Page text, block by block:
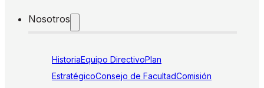
Nosotros
HistoriaEquipo DirectivoPlan
EstratégicoConsejo de FacultadComisión